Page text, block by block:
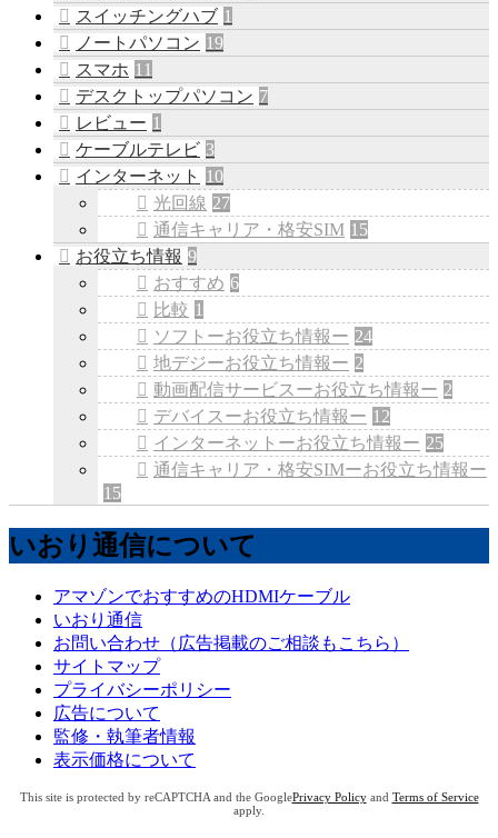
スイッチングハブ 1
ノートパソコン 19
スマホ 11
デスクトップパソコン 7
レビュー 1
ケーブルテレビ 3
インターネット
10
光回線 27
通信キャリア・格安SIM 15
お役立ち情報 9
おすすめ 6
比較 1
ソフトーお役立ち情報ー 24
地デジーお役立ち情報ー 2
動画配信サービスーお役立ち情報ー 2
デバイスーお役立ち情報ー 12
インターネットーお役立ち情報ー 25
通信キャリア・格安SIMーお役立ち情報ー
15
いおり通信について
アマゾンでおすすめのHDMIケーブル
いおり通信
お問い合わせ（広告掲載のご相談もこちら）
サイトマップ
プライバシーポリシー
広告について
監修・執筆者情報
表示価格について
This site is protected by reCAPTCHA and the GooglePrivacy Policyand Terms of Service
apply.